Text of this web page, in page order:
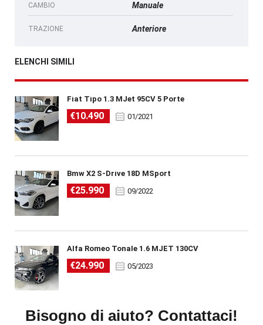
CAMBIO Manuale
TRAZIONE Anteriore
ELENCHI SIMILI
Fiat Tipo 1.3 MJet 95CV 5 Porte
€10.490 01/2021
Bmw X2 S-Drive 18D MSport
€25.990 09/2022
Alfa Romeo Tonale 1.6 MJET 130CV
€24.990 05/2023
Bisogno di aiuto? Contattaci!